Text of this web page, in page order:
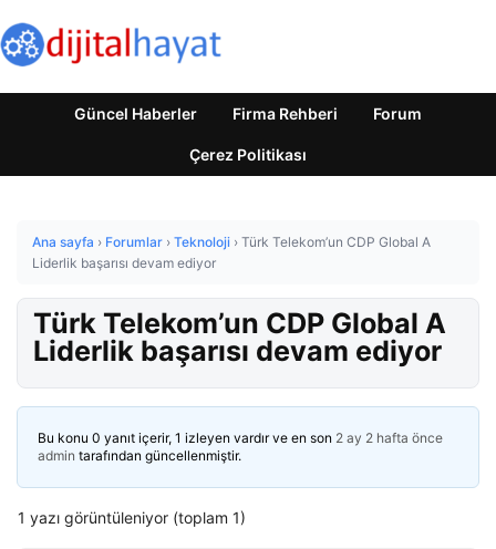
Güncel Haberler Firma Rehberi Forum
Çerez Politikası
Ana sayfa › Forumlar › Teknoloji › Türk Telekom’un CDP Global A
Liderlik başarısı devam ediyor
Türk Telekom’un CDP Global A
Liderlik başarısı devam ediyor
Bu konu 0 yanıt içerir, 1 izleyen vardır ve en son 2 ay 2 hafta önce
admin tarafından güncellenmiştir.
1 yazı görüntüleniyor (toplam 1)